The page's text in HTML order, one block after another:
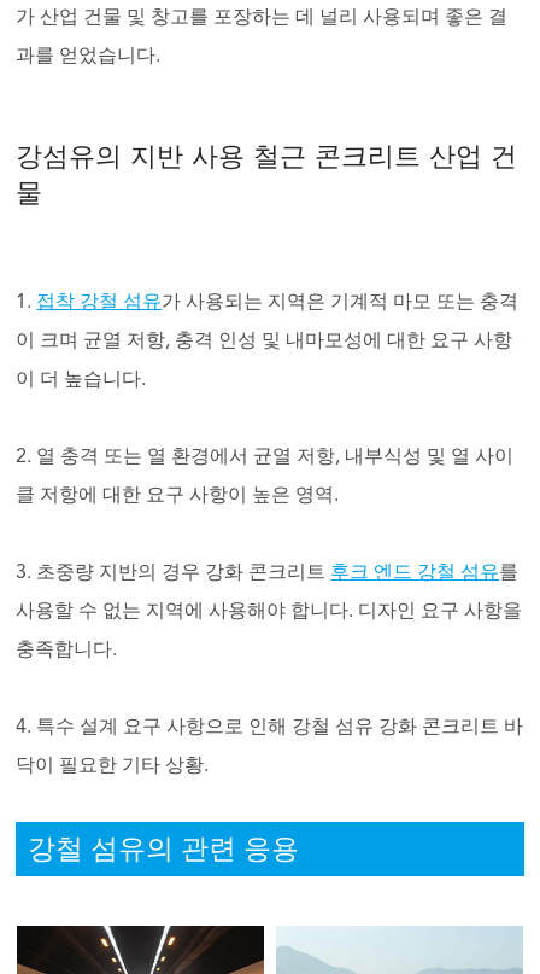
가 산업 건물 및 창고를 포장하는 데 널리 사용되며 좋은 결
과를 얻었습니다.
강섬유의 지반 사용 철근 콘크리트 산업 건
물
1. 접착 강철 섬유가 사용되는 지역은 기계적 마모 또는 충격
이 크며 균열 저항, 충격 인성 및 내마모성에 대한 요구 사항
이 더 높습니다.
2. 열 충격 또는 열 환경에서 균열 저항, 내부식성 및 열 사이
클 저항에 대한 요구 사항이 높은 영역.
3. 초중량 지반의 경우 강화 콘크리트 후크 엔드 강철 섬유를
사용할 수 없는 지역에 사용해야 합니다. 디자인 요구 사항을
충족합니다.
4. 특수 설계 요구 사항으로 인해 강철 섬유 강화 콘크리트 바
닥이 필요한 기타 상황.
강철 섬유의 관련 응용